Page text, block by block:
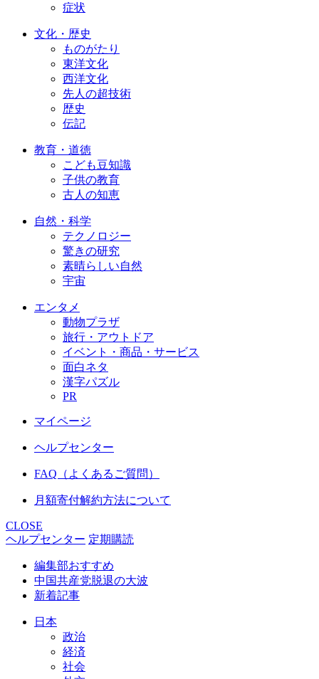
症状
文化・歴史
ものがたり
東洋文化
西洋文化
先人の超技術
歴史
伝記
教育・道徳
こども豆知識
子供の教育
古人の知恵
自然・科学
テクノロジー
驚きの研究
素晴らしい自然
宇宙
エンタメ
動物プラザ
旅行・アウトドア
イベント・商品・サービス
面白ネタ
漢字パズル
PR
マイページ
ヘルプセンター
FAQ（よくあるご質問）
月額寄付解約方法について
CLOSE
ヘルプセンター 定期購読
編集部おすすめ
中国共産党脱退の大波
新着記事
日本
政治
経済
社会